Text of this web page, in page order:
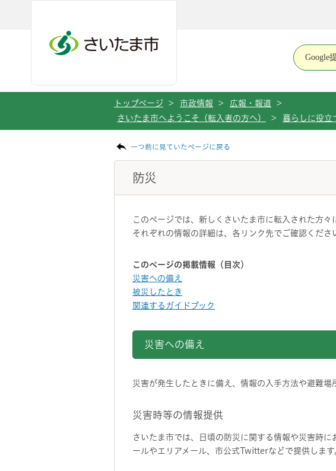
トップページ > 市政情報 > 広報・報道
>
さいたま市へようこそ（転入者の方へ）
> 暮らしに役立
一つ前に見ていたページに戻る
防災
このページでは、新しくさいたま市に転入された方
それぞれの情報の詳細は、各リンク先でご確認くださ
このページの掲載情報（目次）
災害への備え
被災したとき
関連するガイドブック
災害への備え
災害が発生したときに備え、情報の入手方法や避難場
災害時等の情報提供
さいたま市では、日頃の防災に関する情報や災害時
ールやエリアメール、市公式Twitterなどで提供します